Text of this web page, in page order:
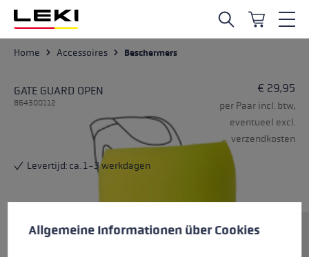
Ga naar de hoofdinhoud
Home Accessoires Beschermers
GATE GUARD OPEN
864300112
€ 29,95
per Paar incl. btw,
eventueel excl.
verzendkosten
Levertijd: ca. 1-3 werkdagen
Grootte
Allgemeine Informationen über Cookies